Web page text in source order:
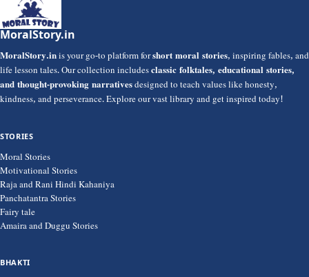
MoralStory.in
MoralStory.inis your go-to platform forshort moral stories, inspiring fables, and
life lesson tales. Our collection includesclassic folktales, educational stories,
and thought-provoking narrativesdesigned to teach values like honesty,
kindness, and perseverance. Explore our vast library and get inspired today!
STORIES
Moral Stories
Motivational Stories
Raja and Rani Hindi Kahaniya
Panchatantra Stories
Fairy tale
Amaira and Duggu Stories
BHAKTI